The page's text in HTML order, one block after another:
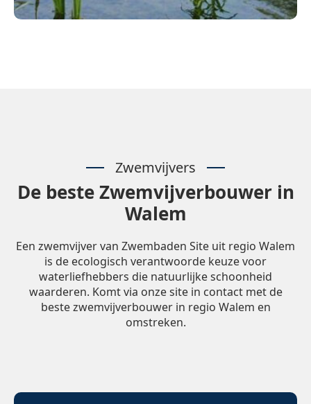
Zwemvijvers
De beste Zwemvijverbouwer in
Walem
Een zwemvijver van Zwembaden Site uit regio Walem
is de ecologisch verantwoorde keuze voor
waterliefhebbers die natuurlijke schoonheid
waarderen. Komt via onze site in contact met de
beste zwemvijverbouwer in regio Walem en
omstreken.